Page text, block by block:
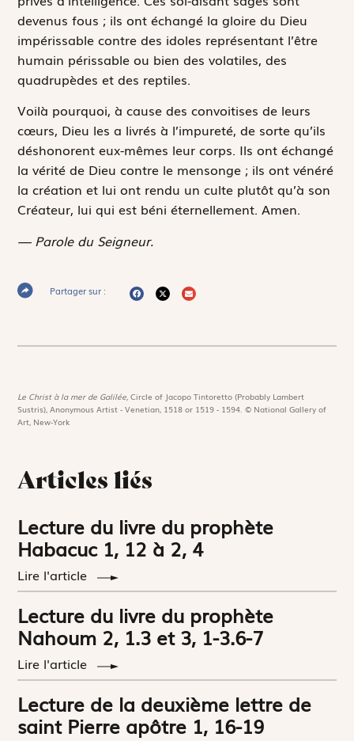
devenus fous ; ils ont échangé la gloire du Dieu
impérissable contre des idoles représentant l’être
humain périssable ou bien des volatiles, des
quadrupèdes et des reptiles.
Voilà pourquoi, à cause des convoitises de leurs
cœurs, Dieu les a livrés à l’impureté, de sorte qu’ils
déshonorent eux-mêmes leur corps. Ils ont échangé
la vérité de Dieu contre le mensonge ; ils ont vénéré
la création et lui ont rendu un culte plutôt qu’à son
Créateur, lui qui est béni éternellement. Amen.
— Parole du Seigneur.
Partager sur :
Le Christ à la mer de Galilée,Circle of Jacopo Tintoretto (Probably Lambert
Sustris), Anonymous Artist - Venetian, 1518 or 1519 - 1594. © National Gallery of
Art, New-York
Articles liés
Lecture du livre du prophète
Habacuc 1, 12 à 2, 4
Lire l'article
Lecture du livre du prophète
Nahoum 2, 1.3 et 3, 1-3.6-7
Lire l'article
Lecture de la deuxième lettre de
saint Pierre apôtre 1, 16-19